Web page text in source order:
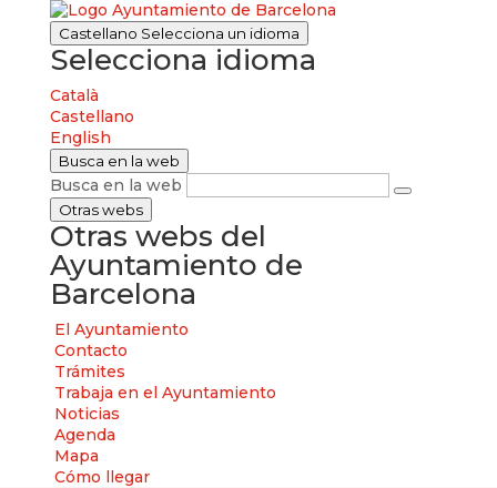
Castellano Selecciona un idioma
Selecciona idioma
Català
Castellano
English
Busca en la web
Busca en la web
Otras webs
Otras webs del
Ayuntamiento de
Barcelona
El Ayuntamiento
Contacto
Trámites
Trabaja en el Ayuntamiento
Noticias
Agenda
Mapa
Cómo llegar